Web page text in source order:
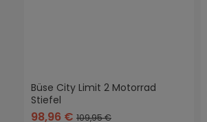
Büse City Limit 2 Motorrad
Stiefel
98,96 € 109,95 €